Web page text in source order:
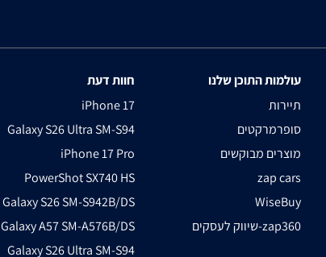
עולמות התוכן שלנו
תיירות
סופרמרקטים
מוצרים מבוקשים
zap cars
WiseBuy
שיווק לעסקים-zap360
חוות דעת
iPhone 17
Galaxy S26 Ultra SM-S94
iPhone 17 Pro
PowerShot SX740 HS
Galaxy S26 SM-S942B/DS
Galaxy A57 SM-A576B/DS
Galaxy S26 Ultra SM-S94